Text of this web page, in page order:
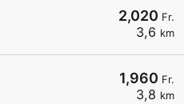
2,020 Fr.
3,6 km
1,960 Fr.
3,8 km